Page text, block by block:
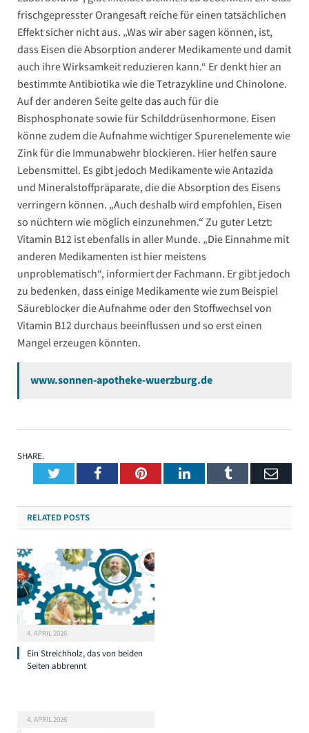
frischgepresster Orangesaft reiche für einen tatsächlichen
Effekt sicher nicht aus. „Was wir aber sagen können, ist,
dass Eisen die Absorption anderer Medikamente und damit
auch ihre Wirksamkeit reduzieren kann.“ Er denkt hier an
bestimmte Antibiotika wie die Tetrazykline und Chinolone.
Auf der anderen Seite gelte das auch für die
Bisphosphonate sowie für Schilddrüsenhormone. Eisen
könne zudem die Aufnahme wichtiger Spurenelemente wie
Zink für die Immunabwehr blockieren. Hier helfen saure
Lebensmittel. Es gibt jedoch Medikamente wie Antazida
und Mineralstoffpräparate, die die Absorption des Eisens
verringern können. „Auch deshalb wird empfohlen, Eisen
so nüchtern wie möglich einzunehmen.“ Zu guter Letzt:
Vitamin B12 ist ebenfalls in aller Munde. „Die Einnahme mit
anderen Medikamenten ist hier meistens
unproblematisch“, informiert der Fachmann. Er gibt jedoch
zu bedenken, dass einige Medikamente wie zum Beispiel
Säureblocker die Aufnahme oder den Stoffwechsel von
Vitamin B12 durchaus beeinflussen und so erst einen
Mangel erzeugen könnten.
www.sonnen-apotheke-wuerzburg.de
SHARE.
TwitterFacebookPinterestLinkedInTumblr
RELATED POSTS
4. APRIL 2026
Ein Streichholz, das von beiden
Seiten abbrennt
4. APRIL 2026